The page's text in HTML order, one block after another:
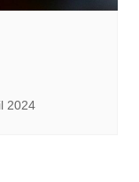
2024